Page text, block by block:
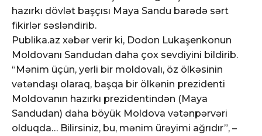
hazırkı dövlət başçısı Maya Sandu barədə sərt
fikirlər səsləndirib.
Publika.az xəbər verir ki, Dodon Lukaşenkonun
Moldovanı Sandudan daha çox sevdiyini bildirib.
“Mənim üçün, yerli bir moldovalı, öz ölkəsinin
vətəndaşı olaraq, başqa bir ölkənin prezidenti
Moldovanın hazırkı prezidentindən (Maya
Sandudan) daha böyük Moldova vətənpərvəri
olduqda… Bilirsiniz, bu, mənim ürəyimi ağrıdır”, –